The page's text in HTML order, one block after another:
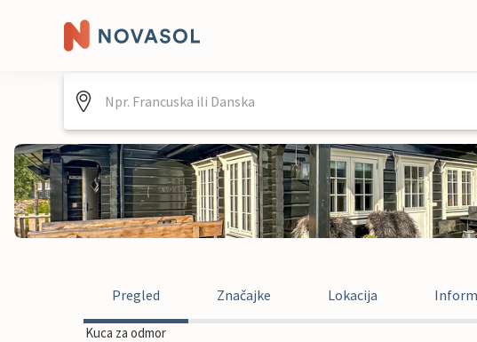
Pregled Značajke Lokacija
Kuca za odmor